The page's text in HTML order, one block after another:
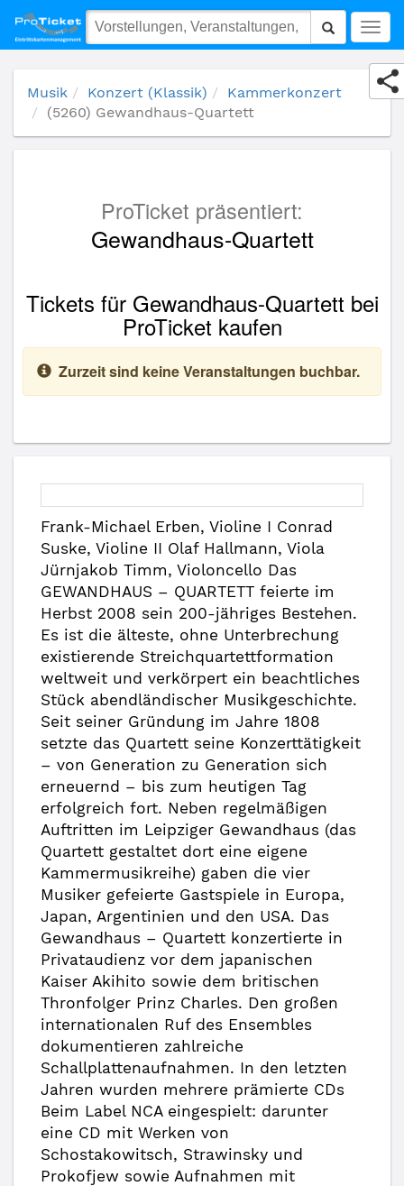
(5260) Gewandhaus-Quartett
Musik Konzert (Klassik)
Kammerkonzert
(5260) Gewandhaus-Quartett
ProTicket präsentiert:
Gewandhaus-Quartett
Tickets für Gewandhaus-Quartett bei
ProTicket kaufen
Zurzeit sind keine Veranstaltungen buchbar.
Frank-Michael Erben, Violine I Conrad
Suske, Violine II Olaf Hallmann, Viola
Jürnjakob Timm, Violoncello Das
GEWANDHAUS – QUARTETT feierte im
Herbst 2008 sein 200-jähriges Bestehen.
Es ist die älteste, ohne Unterbrechung
existierende Streichquartettformation
weltweit und verkörpert ein beachtliches
Stück abendländischer Musikgeschichte.
Seit seiner Gründung im Jahre 1808
setzte das Quartett seine Konzerttätigkeit
– von Generation zu Generation sich
erneuernd – bis zum heutigen Tag
erfolgreich fort. Neben regelmäßigen
Auftritten im Leipziger Gewandhaus (das
Quartett gestaltet dort eine eigene
Kammermusikreihe) gaben die vier
Musiker gefeierte Gastspiele in Europa,
Japan, Argentinien und den USA. Das
Gewandhaus – Quartett konzertierte in
Privataudienz vor dem japanischen
Kaiser Akihito sowie dem britischen
Thronfolger Prinz Charles. Den großen
internationalen Ruf des Ensembles
dokumentieren zahlreiche
Schallplattenaufnahmen. In den letzten
Jahren wurden mehrere prämierte CDs
Beim Label NCA eingespielt: darunter
eine CD mit Werken von
Schostakowitsch, Strawinsky und
Prokofjew sowie Aufnahmen mit